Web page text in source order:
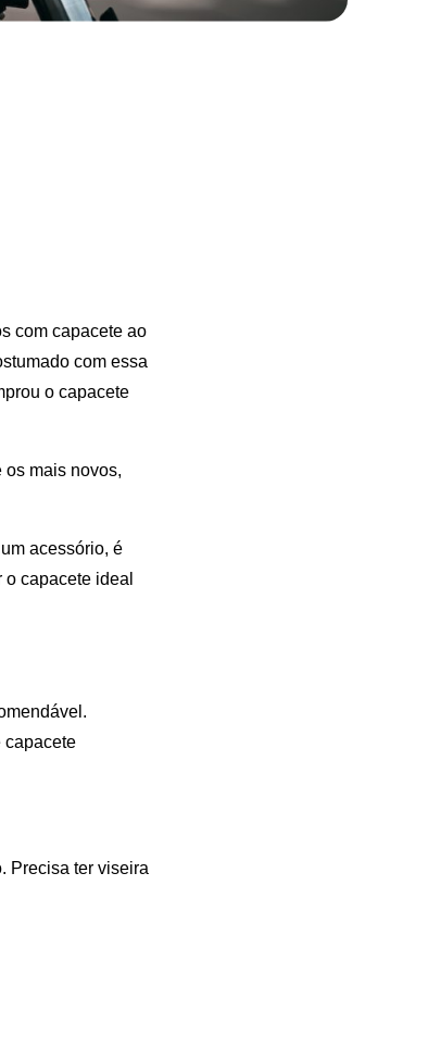
com capacete ao
com essa
o capacete
mais novos,
acessório, é
capacete ideal
capacete
Precisa ter viseira